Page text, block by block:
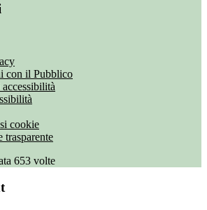
con il Pubblico
cookie
trasparente
653 volte